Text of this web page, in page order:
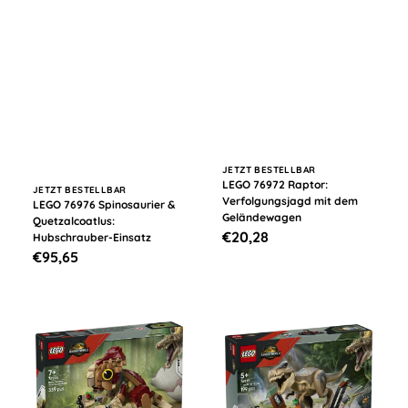
Anbieter:
JETZT BESTELLBAR
LEGO 76976 Spinosaurier &
Quetzalcoatlus:
Hubschrauber-Einsatz
Normaler
€95,65
Anbieter:
JETZT BESTELLBAR
LEGO 76972 Raptor:
Verfolgungsjagd mit dem
Geländewagen
Normaler
€20,28
Babydinosaurier
Dolores:
Aquilops
Flucht
vor
dem
T.Rex